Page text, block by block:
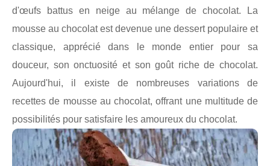
d'œufs battus en neige au mélange de chocolat. La
mousse au chocolat est devenue une dessert populaire et
classique, apprécié dans le monde entier pour sa
douceur, son onctuosité et son goût riche de chocolat.
Aujourd'hui, il existe de nombreuses variations de
recettes de mousse au chocolat, offrant une multitude de
possibilités pour satisfaire les amoureux du chocolat.